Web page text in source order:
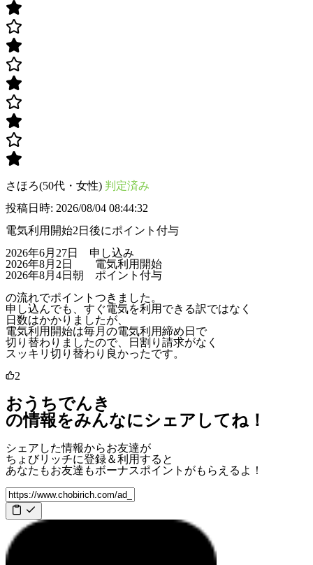
さほろ(50代・女性) 判定済み
投稿日時: 2026/08/04 08:44:32
電気利用開始2日後にポイント付与
2026年6月27日 申し込み
2026年8月2日 電気利用開始
2026年8月4日朝 ポイント付与
の流れでポイントつきました。
申し込んでも、すぐ電気を利用できる訳ではなく
日数はかかりましたが、
電気利用開始は毎月の電気利用締め日で
切り替わりましたので、日割り請求がなく
スッキリ切り替わり良かったです。
2
おうちでんき
の情報をみんなにシェアしてね！
シェアした情報からお友達が
ちょびリッチに登録＆利用すると
あなたもお友達もボーナスポイント がもらえるよ！